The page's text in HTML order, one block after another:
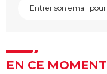
EN CE MOMENT